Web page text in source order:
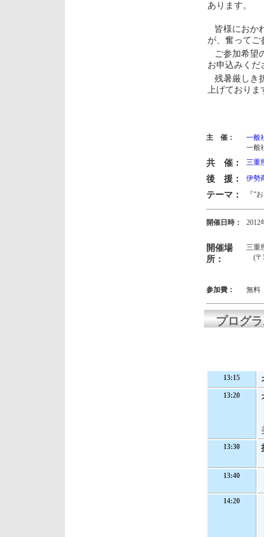
あります。
皆様におか
が、奮ってご
ご参加希望
お申込みくだ
残暑厳しき
上げておりま
主 催：
一般
一般
共 催： 三重
後 援： 伊勢
テーマ： 『“
開催日時：
2012
開催場
所：
三重
(〒
参加費： 無料
プログ
13:15
13:20
13:30
13:40
14:20